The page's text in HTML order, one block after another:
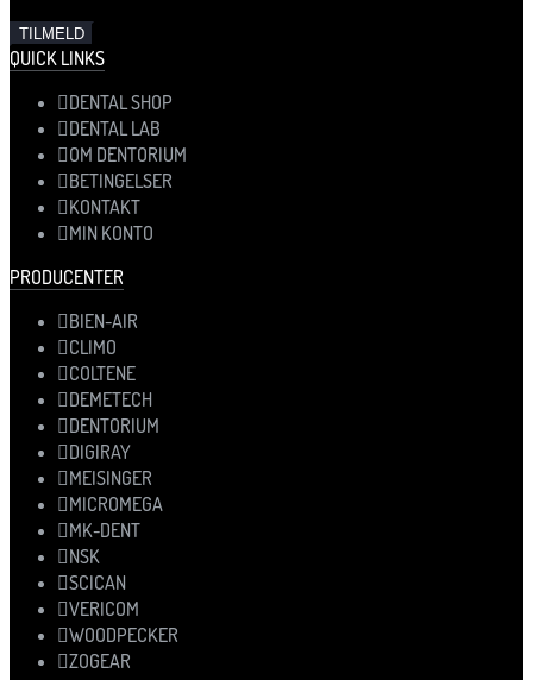
QUICK LINKS
DENTAL SHOP
DENTAL LAB
OM DENTORIUM
BETINGELSER
KONTAKT
MIN KONTO
PRODUCENTER
BIEN-AIR
CLIMO
COLTENE
DEMETECH
DENTORIUM
DIGIRAY
MEISINGER
MICROMEGA
MK-DENT
NSK
SCICAN
VERICOM
WOODPECKER
ZOGEAR